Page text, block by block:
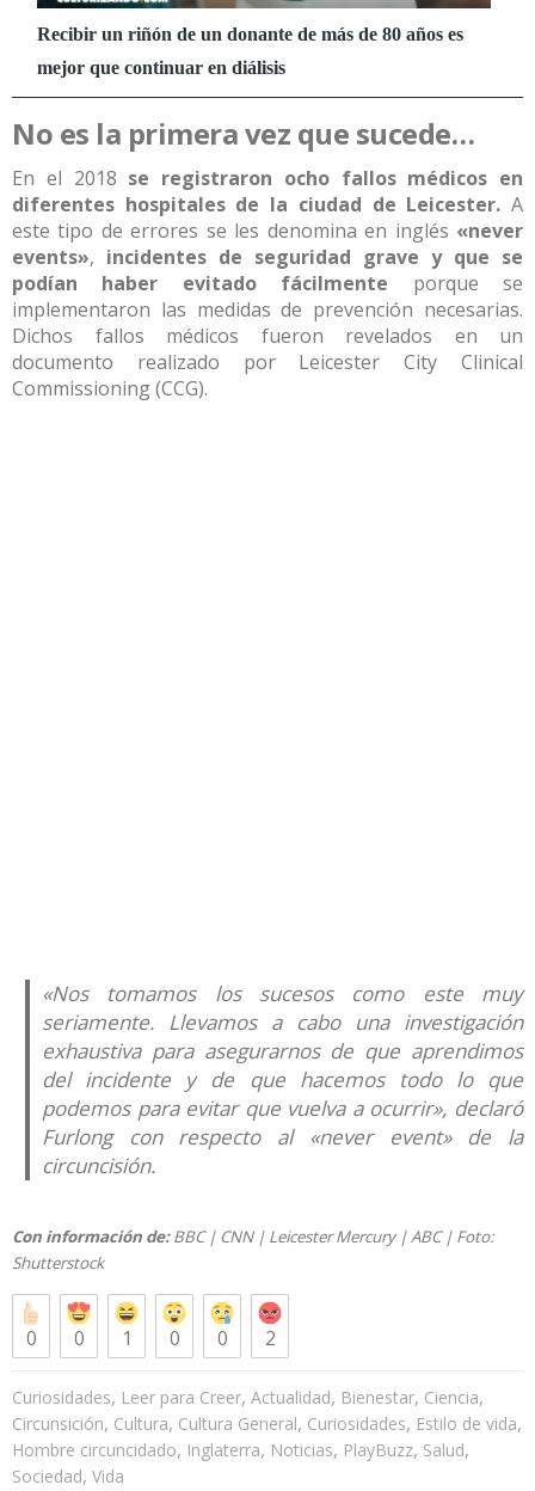
No es la primera vez que sucede…
En el 2018 se registraron ocho fallos médicos en
diferentes hospitales de la ciudad de Leicester. A
este tipo de errores se les denomina en inglés «never
events», incidentes de seguridad grave y que se
podían haber evitado fácilmente porque se
implementaron las medidas de prevención necesarias.
Dichos fallos médicos fueron revelados en un
documento realizado por Leicester City Clinical
Commissioning (CCG).
«Nos tomamos los sucesos como este muy
seriamente. Llevamos a cabo una investigación
exhaustiva para asegurarnos de que aprendimos
del incidente y de que hacemos todo lo que
podemos para evitar que vuelva a ocurrir», declaró
Furlong con respecto al «never event» de la
circuncisión.
Con información de:BBC| CNN| Leicester Mercury|ABC| Foto:
Shutterstock
0 0 1 0 0 2
Curiosidades, Leer para Creer, Actualidad, Bienestar, Ciencia,
Circunsición, Cultura, Cultura General, Curiosidades, Estilo de vida,
Hombre circuncidado, Inglaterra, Noticias, PlayBuzz, Salud,
Sociedad, Vida